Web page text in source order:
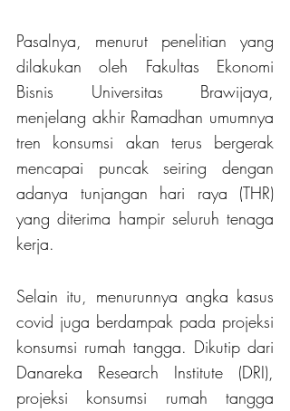
Pasalnya, menurut penelitian yang
dilakukan oleh Fakultas Ekonomi
Bisnis Universitas Brawijaya,
menjelang akhir Ramadhan umumnya
tren konsumsi akan terus bergerak
mencapai puncak seiring dengan
adanya tunjangan hari raya (THR)
yang diterima hampir seluruh tenaga
kerja.
Selain itu, menurunnya angka kasus
covid juga berdampak pada projeksi
konsumsi rumah tangga. Dikutip dari
Danareka Research Institute (DRI),
projeksi konsumsi rumah tangga